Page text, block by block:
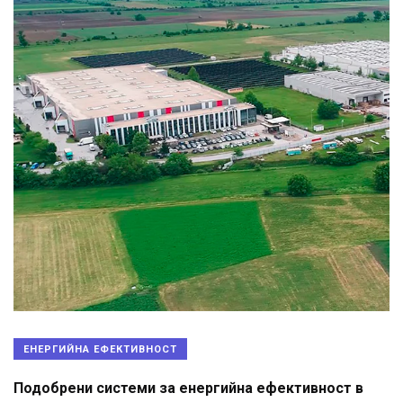
ЕНЕРГИЙНА ЕФЕКТИВНОСТ
Подобрени системи за енергийна ефективност в